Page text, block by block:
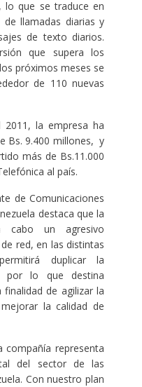
lo que se traduce en
llamadas diarias y
de texto diarios.
que supera los
próximos meses se
de 110 nuevas
la empresa ha
Bs. 9.400 millones, y
más de Bs.11.000
al país.
de Comunicaciones
destaca que la
cabo un agresivo
red, en las distintas
duplicar la
por lo que destina
de agilizar la
la calidad de
compañía representa
del sector de las
Con nuestro plan